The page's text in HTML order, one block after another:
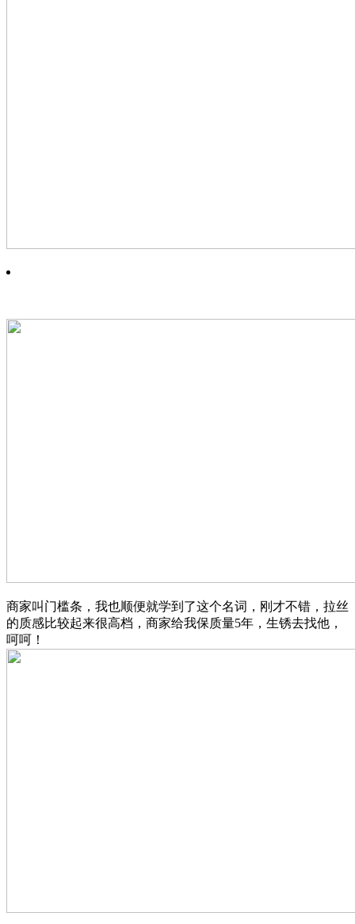
商家叫门槛条，我也顺便就学到了这个名词，刚才不错，拉丝
的质感比较起来很高档，商家给我保质量5年，生锈去找他，
呵呵！